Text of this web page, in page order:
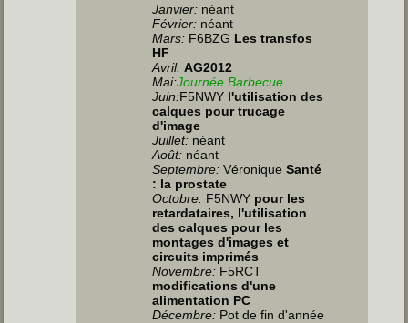
Janvier: néant
Février: néant
Mars: F6BZG Les transfos
HF
Avril: AG2012
Mai:Journée Barbecue
Juin:F5NWY l'utilisation des
calques pour trucage
d'image
Juillet: néant
Août: néant
Septembre: VéroniqueSanté
: la prostate
Octobre: F5NWY pour les
retardataires, l'utilisation
des calques pour les
montages d'images et
circuits imprimés
Novembre: F5RCT
modifications d'une
alimentation PC
Décembre: Pot de fin d'année